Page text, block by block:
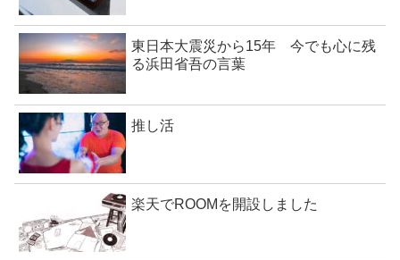
東日本大震災から15年 今でも心に残
る浜田省吾の言葉
推し活
楽天でROOMを開設しました